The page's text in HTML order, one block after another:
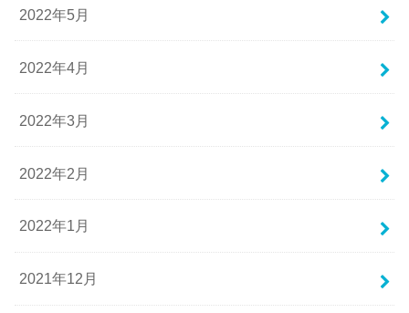
2022年5月
2022年4月
2022年3月
2022年2月
2022年1月
2021年12月